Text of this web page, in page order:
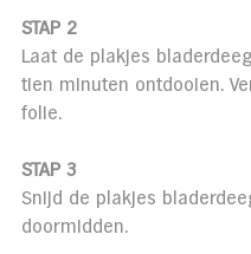
STAP 2
Laat de plakjes
tien minuten ontdooien.
folie.
STAP 3
Snijd de plakjes
doormidden.